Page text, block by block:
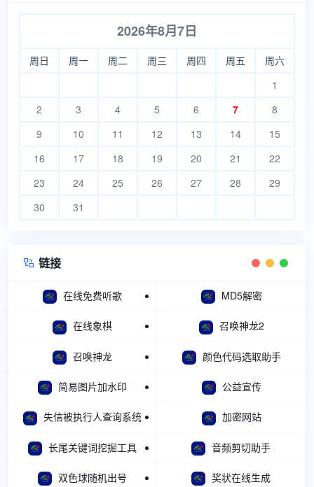
2026年8月7日
周日 周一 周二 周三 周四 周五
周六
1
2
3 4 5 6 7
8
9
10 11 12 13 14
15
16
17 18 19 20 21
22
23
24 25 26 27 28
29
30
31
 链接
在线免费听歌 MD5解密
在线象棋 召唤神龙2
召唤神龙 颜色代码选取助手
简易图片加水印 公益宣传
失信被执行人查询系统 加密网站
长尾关键词挖掘工具 音频剪切助手
双色球随机出号 奖状在线生成